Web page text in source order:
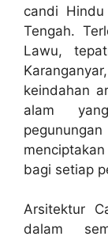
candi
Tengah.
Lawu,
keindahan
alam
bagi setiap
Arsitektur
dalam